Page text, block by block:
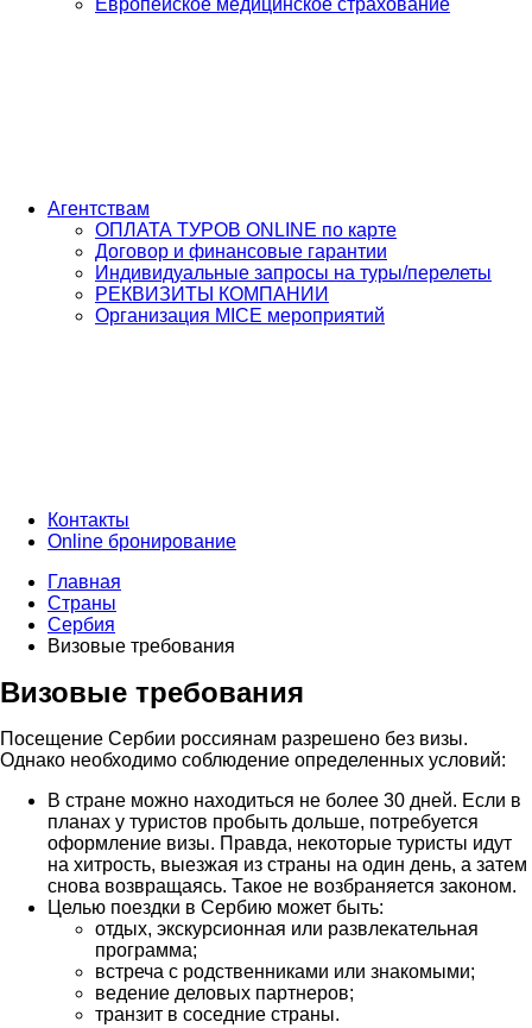
Европейское медицинское страхование
Агентствам
ОПЛАТА ТУРОВ ONLINE по карте
Договор и финансовые гарантии
Индивидуальные запросы на туры/перелеты
РЕКВИЗИТЫ КОМПАНИИ
Организация MICE мероприятий
Контакты
Online бронирование
Главная
Страны
Сербия
Визовые требования
Визовые требования
Посещение Сербии россиянам разрешено без визы.
Однако необходимо соблюдение определенных условий:
В стране можно находиться не более 30 дней. Если в
планах у туристов пробыть дольше, потребуется
оформление визы. Правда, некоторые туристы идут
на хитрость, выезжая из страны на один день, а затем
снова возвращаясь. Такое не возбраняется законом.
Целью поездки в Сербию может быть:
отдых, экскурсионная или развлекательная
программа;
встреча с родственниками или знакомыми;
ведение деловых партнеров;
транзит в соседние страны.